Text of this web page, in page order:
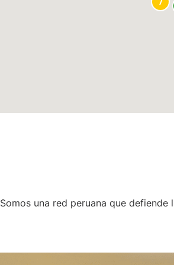
Somos una red peruana que